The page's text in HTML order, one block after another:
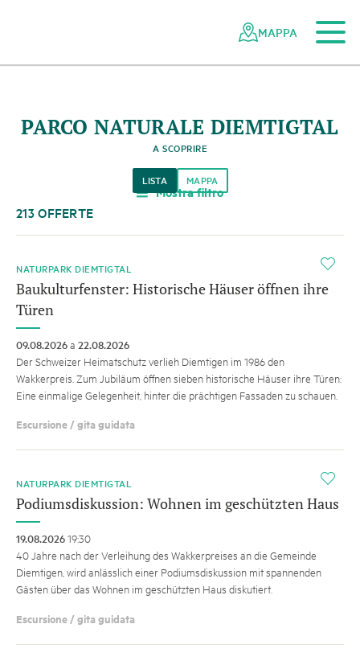
dei
MAPPA
PARCO NATURALE DIEMTIGTAL
A SCOPRIRE
a Mostra filtro
LISTA MAPPA
213 OFFERTE
i
NATURPARK DIEMTIGTAL
Baukulturfenster: Historische Häuser öffnen ihre
Türen
09.08.2026a 22.08.2026
Der Schweizer Heimatschutz verlieh Diemtigen im 1986 den
Wakkerpreis. Zum Jubiläum öffnen sieben historische Häuser ihre Türen:
Eine einmalige Gelegenheit, hinter die prächtigen Fassaden zu schauen.
Escursione / gita guidata
i
NATURPARK DIEMTIGTAL
Podiumsdiskussion: Wohnen im geschützten Haus
19.08.202619:30
40 Jahre nach der Verleihung des Wakkerpreises an die Gemeinde
Diemtigen, wird anlässlich einer Podiumsdiskussion mit spannenden
Gästen über das Wohnen im geschützten Haus diskutiert.
Escursione / gita guidata